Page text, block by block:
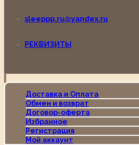
sleeppp.ru@yandex.ru
РЕКВИЗИТЫ
Доставка и Оплата
Обмен и возврат
Договор-оферта
Избранное
Регистрация
Мой аккаунт